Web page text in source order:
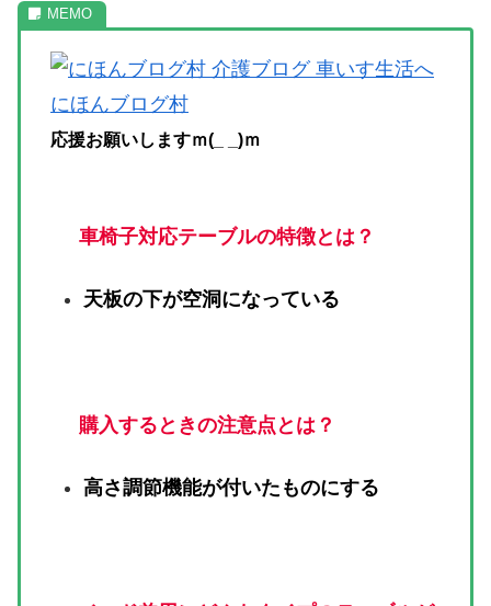
にほんブログ村
応援お願いしますｍ(_ _)ｍ
車椅子対応テーブルの特徴とは？
天板の下が空洞になっている
購入するときの注意点とは？
高さ調節機能が付いたものにする